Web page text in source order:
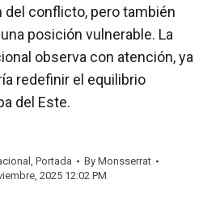
del conflicto, pero también
posición vulnerable. La
observa con atención, ya
redefinir el equilibrio
del Este.
Portada By Monsserrat
2025 12:02 PM